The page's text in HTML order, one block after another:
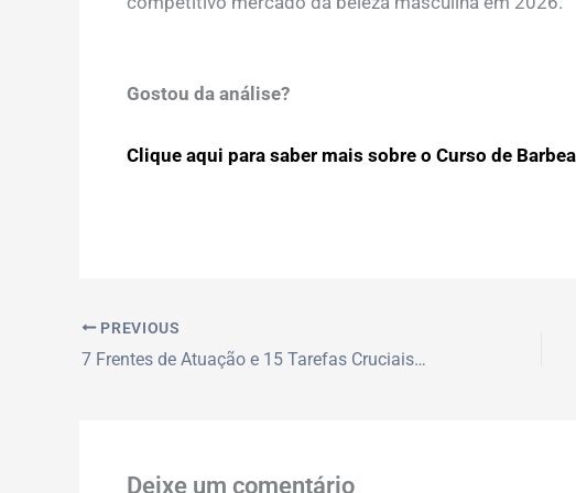
Gostou da análise?
Clique aqui para saber mais sobre o Curso de
PREVIOUS
7 Frentes de Atuação e 15 Tarefas Cruciais do Auxiliar Administrativo
Deixe um comentário